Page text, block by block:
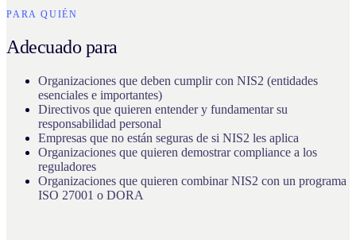
PARA QUIÉN
Adecuado para
Organizaciones que deben cumplir con NIS2 (entidades
esenciales e importantes)
Directivos que quieren entender y fundamentar su
responsabilidad personal
Empresas que no están seguras de si NIS2 les aplica
Organizaciones que quieren demostrar compliance a los
reguladores
Organizaciones que quieren combinar NIS2 con un programa
ISO 27001 o DORA